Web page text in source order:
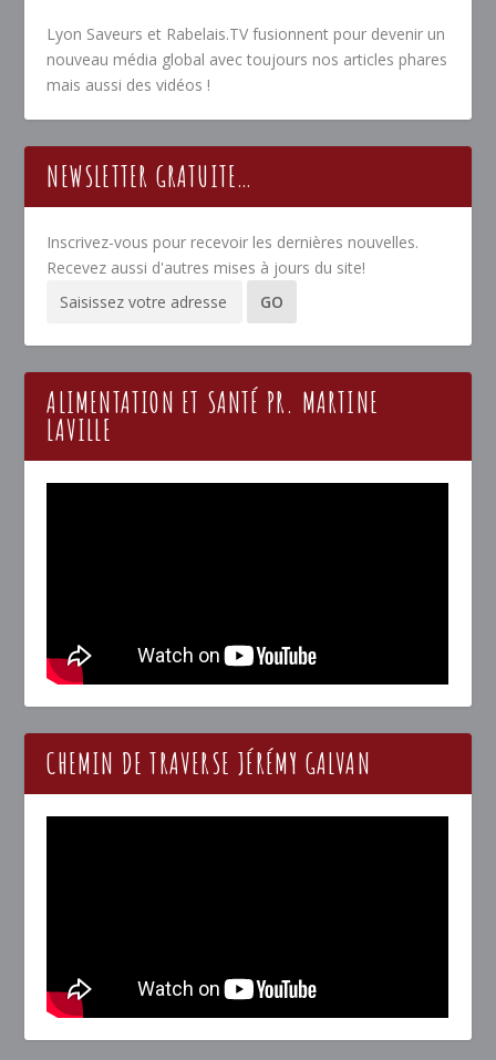
Lyon Saveurs et Rabelais.TV fusionnent pour devenir un
nouveau média global avec toujours nos articles phares
mais aussi des vidéos !
NEWSLETTER GRATUITE…
Inscrivez-vous pour recevoir les dernières nouvelles.
Recevez aussi d'autres mises à jours du site!
ALIMENTATION ET SANTÉ PR. MARTINE
LAVILLE
CHEMIN DE TRAVERSE JÉRÉMY GALVAN